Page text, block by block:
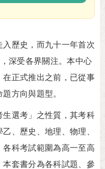
歷史，而九十一年首次
深受各界關注。本中心
正式推出之前，已從事
方向與題型。
選考」之性質，其考科
、歷史、地理、物理、
科考試範圍為高一至高
套書分為各科試題、參